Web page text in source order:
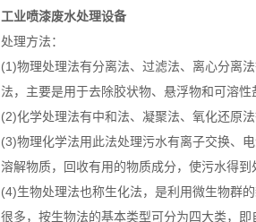
工业喷漆废水处理设备
处理方法：
(1)物理处理法有分离法、过滤法、离心分离
法，主要是用于去除胶状物、悬浮物和可溶
(2)化学处理法有中和法、凝聚法、氧化还原法
(3)物理化学法用此法处理污水有离子交换、
溶解物质，回收有用的物质成分，使污水得到
(4)生物处理法也称生化法，是利用微生物群
很多，按生物法的基本类型可分为四大类，